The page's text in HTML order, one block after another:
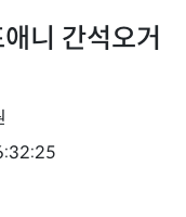
니 간석오거